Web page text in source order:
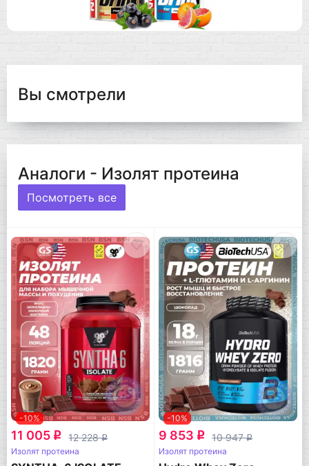
Вы смотрели
Аналоги - Изолят протеина
Посмотреть все
-10%
11 005 q 12 228q
Изолят протеина
-10%
9 853 q 10 947q
Изолят протеина